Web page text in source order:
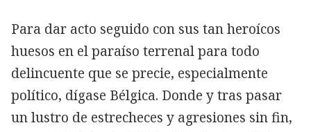
Para dar acto seguido con sus tan heroícos
huesos en el paraíso terrenal para todo
delincuente que se precie, especialmente
político, dígase Bélgica. Donde y tras pasar
un lustro de estrecheces y agresiones sin fin,